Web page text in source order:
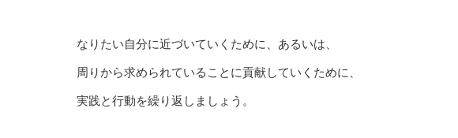
なりたい自分に近づいていくために、あるいは、
周りから求められていることに貢献していくために、
実践と行動を繰り返しましょう。